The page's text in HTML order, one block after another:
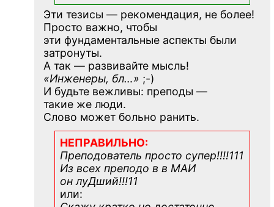
Эти тезисы — рекомендация, не более!
Просто важно, чтобы
эти фундаментальные аспекты были
затронуты.
А так — развивайте мысль!
«Инженеры, бл…» ;-)
И будьте вежливы: преподы —
такие же люди.
Слово может больно ранить.
НЕПРАВИЛЬНО:
Преподователь просто супер!!!!111
Из всех преподо в в МАИ
он луДший!!!11
или: